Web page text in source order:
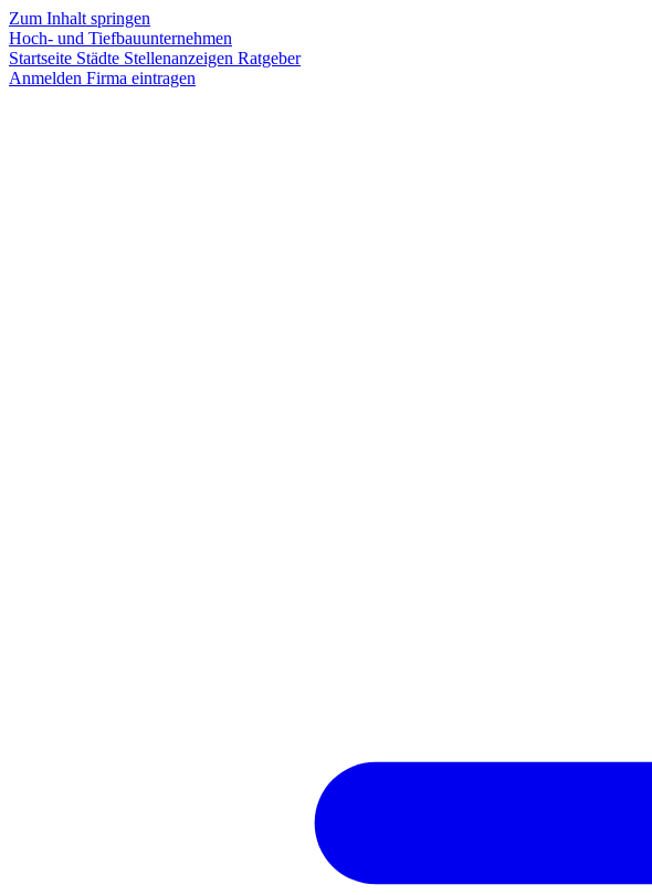
Zum Inhalt springen
Hoch- und Tiefbauunternehmen
Startseite Städte Stellenanzeigen Ratgeber
Anmelden Firma eintragen